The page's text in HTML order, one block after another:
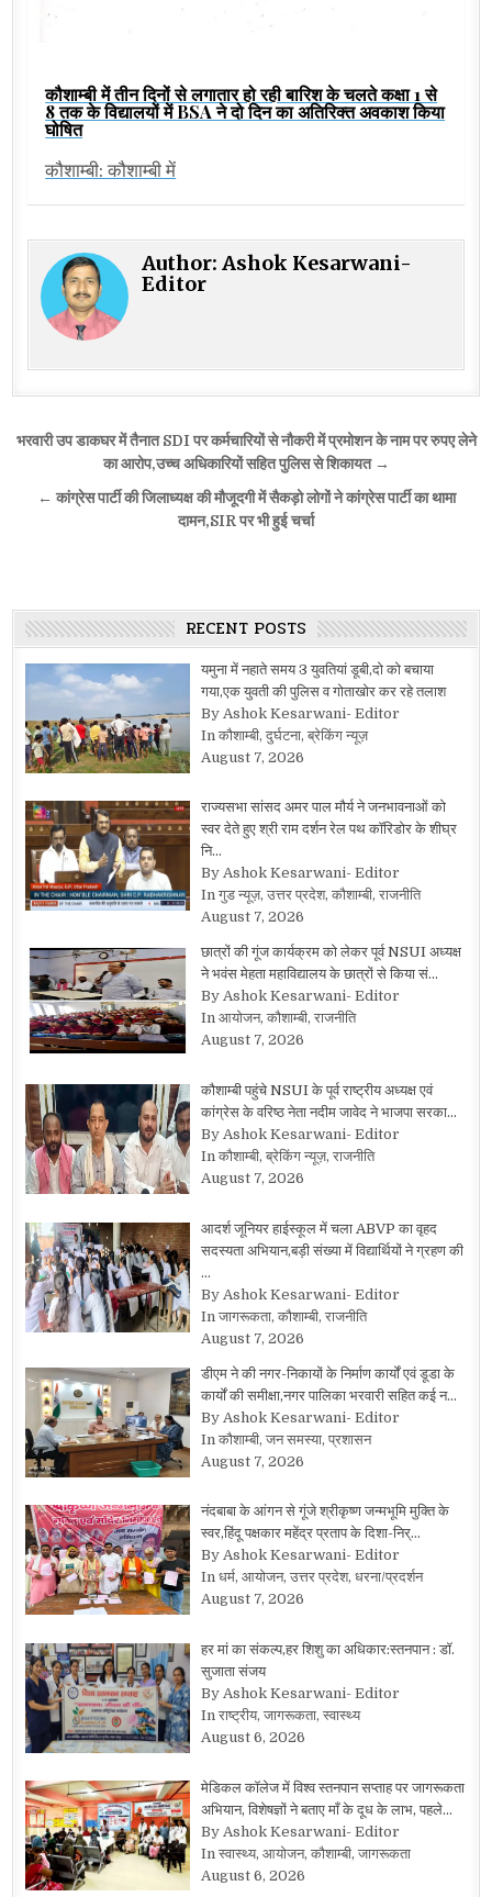
कौशाम्बी में तीन दिनों से लगातार हो रही बारिश के चलते कक्षा 1 से
8 तक के विद्यालयों में BSA ने दो दिन का अतिरिक्त अवकाश किया
घोषित
कौशाम्बी: कौशाम्बी में
Author:Ashok Kesarwani-
Editor
Post
navigation
भरवारी उप डाकघर में तैनात SDI पर कर्मचारियों से नौकरी में प्रमोशन के नाम पर रुपए लेने
का आरोप,उच्च अधिकारियों सहित पुलिस से शिकायत →
← कांग्रेस पार्टी की जिलाध्यक्ष की मौजूदगी में सैकड़ो लोगों ने कांग्रेस पार्टी का थामा
दामन,SIR पर भी हुई चर्चा
RECENT POSTS
यमुना में नहाते समय 3 युवतियां डूबी,दो को बचाया
गया,एक युवती की पुलिस व गोताखोर कर रहे तलाश
By Ashok Kesarwani- Editor
In कौशाम्बी, दुर्घटना, ब्रेकिंग न्यूज़
August 7, 2026
राज्यसभा सांसद अमर पाल मौर्य ने जनभावनाओं को
स्वर देते हुए श्री राम दर्शन रेल पथ कॉरिडोर के शीघ्र
नि…
By Ashok Kesarwani- Editor
In गुड न्यूज़, उत्तर प्रदेश, कौशाम्बी, राजनीति
August 7, 2026
छात्रों की गूंज कार्यक्रम को लेकर पूर्व NSUI अध्यक्ष
ने भवंस मेहता महाविद्यालय के छात्रों से किया सं…
By Ashok Kesarwani- Editor
In आयोजन, कौशाम्बी, राजनीति
August 7, 2026
कौशाम्बी पहुंचे NSUI के पूर्व राष्ट्रीय अध्यक्ष एवं
कांग्रेस के वरिष्ठ नेता नदीम जावेद ने भाजपा सरका…
By Ashok Kesarwani- Editor
In कौशाम्बी, ब्रेकिंग न्यूज़, राजनीति
August 7, 2026
आदर्श जूनियर हाईस्कूल में चला ABVP का वृहद
सदस्यता अभियान,बड़ी संख्या में विद्यार्थियों ने ग्रहण की
…
By Ashok Kesarwani- Editor
In जागरूकता, कौशाम्बी, राजनीति
August 7, 2026
डीएम ने की नगर-निकायों के निर्माण कार्यों एवं डूडा के
कार्यों की समीक्षा,नगर पालिका भरवारी सहित कई न…
By Ashok Kesarwani- Editor
In कौशाम्बी, जन समस्या, प्रशासन
August 7, 2026
नंदबाबा के आंगन से गूंजे श्रीकृष्ण जन्मभूमि मुक्ति के
स्वर,हिंदू पक्षकार महेंद्र प्रताप के दिशा-निर्…
By Ashok Kesarwani- Editor
In धर्म, आयोजन, उत्तर प्रदेश, धरना/प्रदर्शन
August 7, 2026
हर मां का संकल्प,हर शिशु का अधिकार:स्तनपान : डॉ.
सुजाता संजय
By Ashok Kesarwani- Editor
In राष्ट्रीय, जागरूकता, स्वास्थ्य
August 6, 2026
मेडिकल कॉलेज में विश्व स्तनपान सप्ताह पर जागरूकता
अभियान, विशेषज्ञों ने बताए माँ के दूध के लाभ, पहले…
By Ashok Kesarwani- Editor
In स्वास्थ्य, आयोजन, कौशाम्बी, जागरूकता
August 6, 2026